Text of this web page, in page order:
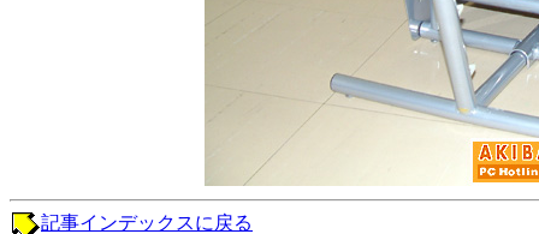
記事インデックスに戻る